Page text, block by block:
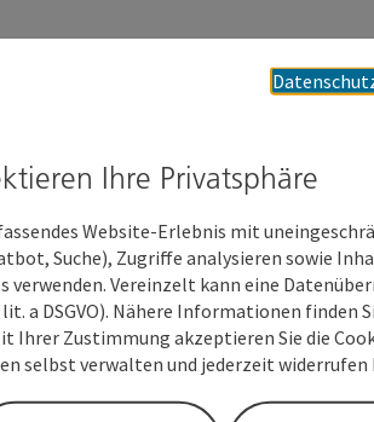
und wunderschön erhaltene
Epochen spezialisiert hat. Mit
Zustand der Artikel
für Antiquitätenliebhaber und -
Ihre Privatsphäre
Website-Erlebnis mit
Suche), Zugriffe analysieren sowie
verwenden. Vereinzelt kann eine
a DSGVO). Nähere Informationen finden
Ihrer Zustimmung akzeptieren Sie die
selbst verwalten und jederzeit widerrufen